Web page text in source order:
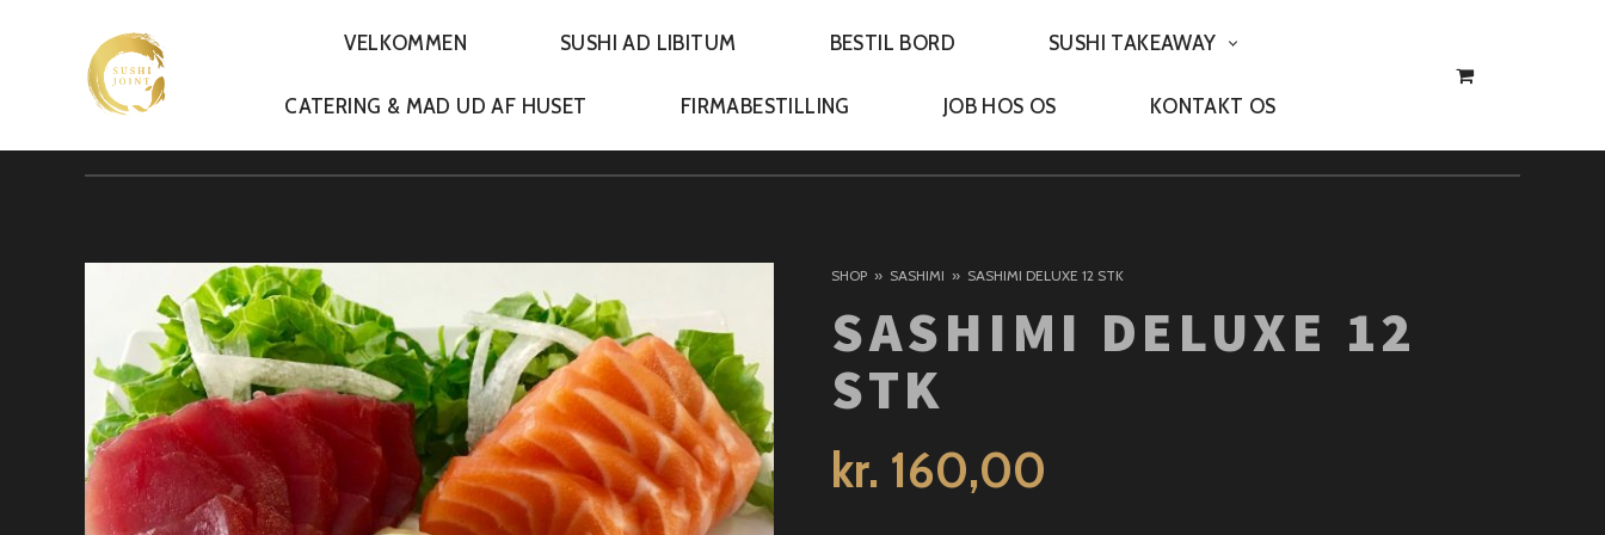
PRIMARY
NAVIGATION
VELKOMMEN SUSHI AD LIBITUM BESTIL BORD SUSHI TAKEAWAY
CATERING & MAD UD AF HUSET FIRMABESTILLING JOB HOS OS KONTAKT OS
SHOP SASHIMI SASHIMI DELUXE 12 STK
SASHIMI DELUXE 12
STK
kr. 160,00